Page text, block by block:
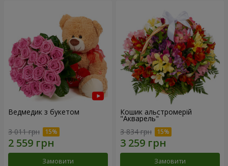
Ведмедик з букетом
3 011 грн
Замовити
Кошик альстромерій
"Акварель"
3 834 грн
Замовити